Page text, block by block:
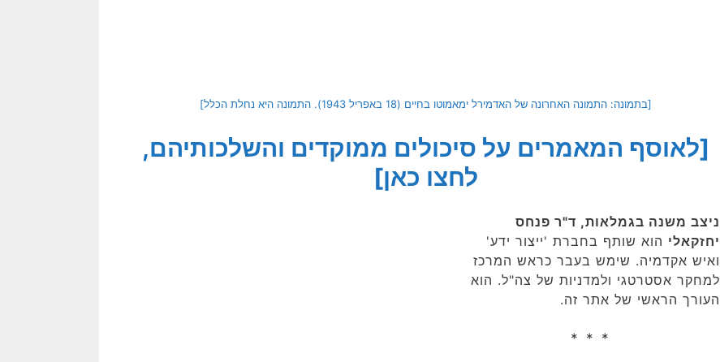
[בתמונה: התמונה האחרונה של האדמירל ימאמוטו בחיים (18 באפריל 1943). התמונה היא נחלת הכלל]
[לאוסף המאמרים על סיכולים ממוקדים והשלכותיהם,
לחצו כאן]
ניצב משנה בגמלאות, ד"ר פנחס
יחזקאלי הוא שותף בחברת 'ייצור ידע'
ואיש אקדמיה. שימש בעבר כראש המרכז
למחקר אסטרטגי ולמדניות של צה"ל. הוא
העורך הראשי של אתר זה.
* * *